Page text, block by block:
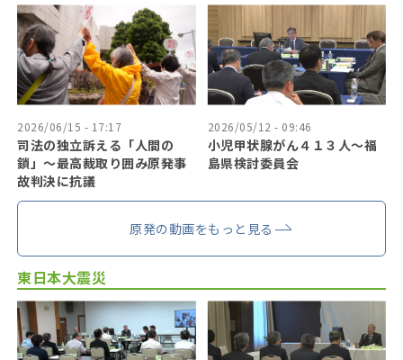
2026/06/15 - 17:17
司法の独立訴える「人間の
鎖」〜最高裁取り囲み原発事
故判決に抗議
2026/05/12 - 09:46
小児甲状腺がん４１３人〜福
島県検討委員会
原発の動画をもっと見る
東日本大震災